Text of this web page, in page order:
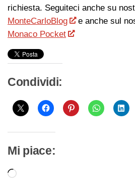
richiesta. Seguiteci anche su
MonteCarloBlog
e anche sul
Monaco Pocket
Condividi:
Mi piace:
Caricamento